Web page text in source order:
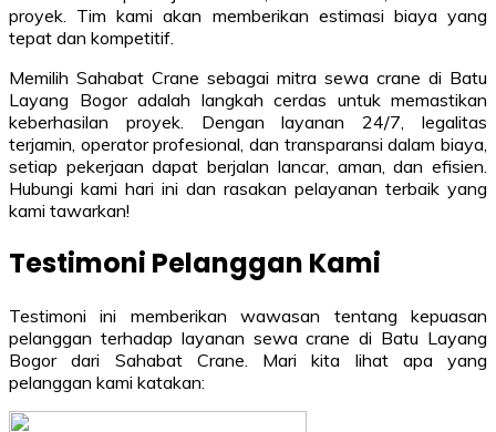
proyek. Tim kami akan memberikan estimasi biaya yang
tepat dan kompetitif.
Memilih Sahabat Crane sebagai mitra sewa crane di Batu
Layang Bogor adalah langkah cerdas untuk memastikan
keberhasilan proyek. Dengan layanan 24/7, legalitas
terjamin, operator profesional, dan transparansi dalam biaya,
setiap pekerjaan dapat berjalan lancar, aman, dan efisien.
Hubungi kami hari ini dan rasakan pelayanan terbaik yang
kami tawarkan!
Testimoni Pelanggan Kami
Testimoni ini memberikan wawasan tentang kepuasan
pelanggan terhadap layanan sewa crane di Batu Layang
Bogor dari Sahabat Crane. Mari kita lihat apa yang
pelanggan kami katakan: